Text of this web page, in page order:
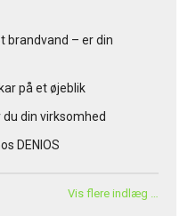
brandvand – er din
på et øjeblik
din virksomhed
DENIOS
Vis flere indlæg …